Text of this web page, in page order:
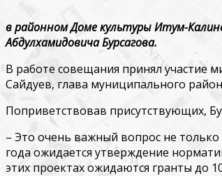
в районном Доме культуры Итум-
Абдулхамидовича Бурсагова.
В работе совещания принял участие
Сайдуев, глава муниципального
Поприветствовав присутствующих,
– Это очень важный вопрос не
года ожидается утверждение
этих проектах ожидаются гранты до